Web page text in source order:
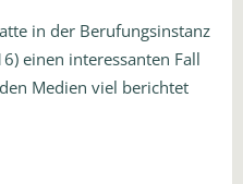
in der Berufungsinstanz
einen interessanten Fall
Medien viel berichtet